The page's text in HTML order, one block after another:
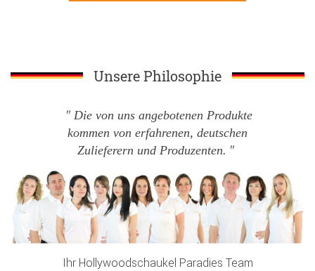
Unsere Philosophie
Die von uns angebotenen Produkte
kommen von erfahrenen, deutschen
Zulieferern und Produzenten.
Ihr Hollywoodschaukel Paradies Team